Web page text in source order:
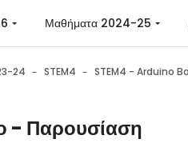
Μαθήματα 2024-25
24 STEM4
- Παρουσίαση